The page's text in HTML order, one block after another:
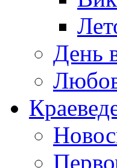
День